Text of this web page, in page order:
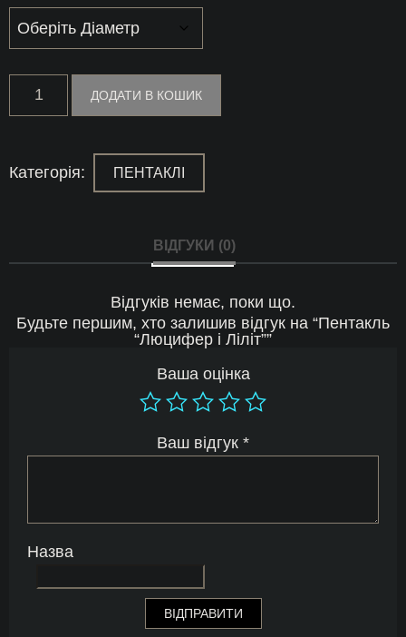
Пентакль
"Люцифер
і
ДОДАТИ В КОШИК
Категорія: ПЕНТАКЛІ
ВІДГУКИ (0)
Відгуків немає, поки що.
Будьте першим, хто залишив відгук на “Пентакль
“Люцифер і Ліліт””
Ваша оцінка
Ваш відгук *
Назва